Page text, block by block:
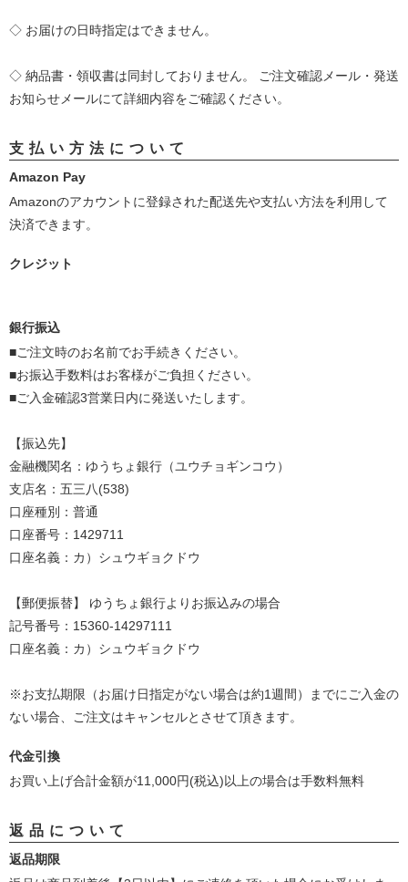
◇ お届けの日時指定はできません。
◇ 納品書・領収書は同封しておりません。
ご注文確認メール・発送
お知らせメールにて詳細内容をご確認ください。
支払い方法について
Amazon Pay
Amazonのアカウントに登録された配送先や支払い方法を利用して
決済できます。
クレジット
銀行振込
■ご注文時のお名前でお手続きください。
■お振込手数料はお客様がご負担ください。
■ご入金確認3営業日内に発送いたします。
【振込先】
金融機関名：ゆうちょ銀行（ユウチョギンコウ）
支店名：五三八(538)
口座種別：普通
口座番号：1429711
口座名義：カ）シュウギョクドウ
【郵便振替】 ゆうちょ銀行よりお振込みの場合
記号番号：15360-14297111
口座名義：カ）シュウギョクドウ
※お支払期限（お届け日指定がない場合は約1週間）までにご入金の
ない場合、ご注文はキャンセルとさせて頂きます。
代金引換
お買い上げ合計金額が11,000円(税込)以上の場合は手数料無料
返品について
返品期限